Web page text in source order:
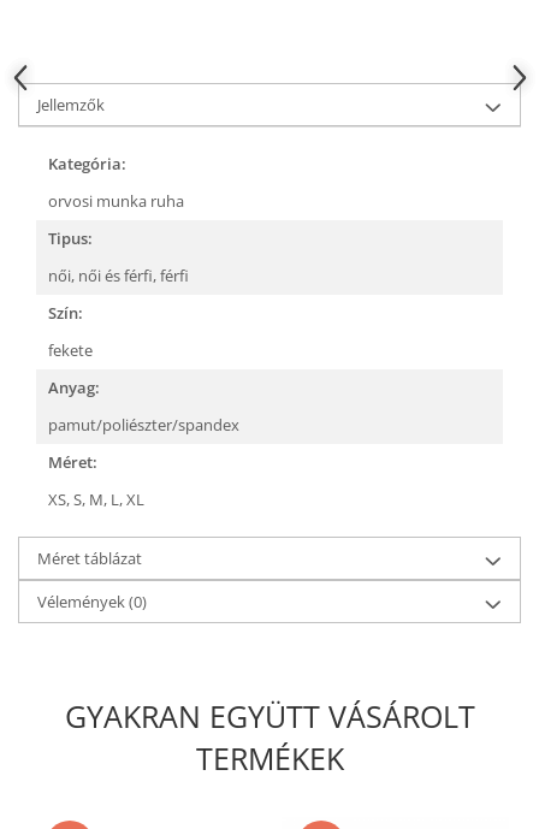
Jellemzők
Kategória:
orvosi munka ruha
Tipus:
női, női és férfi,férfi
Szín:
fekete
Anyag:
pamut/poliészter/spandex
Méret:
XS,S, M, L,XL
Méret táblázat
Vélemények(0)
GYAKRAN EGYÜTT VÁSÁROLT
TERMÉKEK